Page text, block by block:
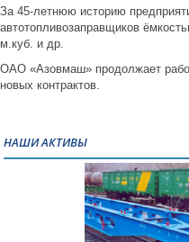
За 45-летнюю историю
автотопливозаправщиков
м.куб. и др.
ОАО «Азовмаш» продолжает
новых контрактов.
НАШИ АКТИВЫ